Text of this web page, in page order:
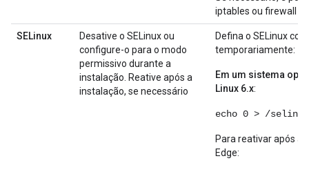
iptables ou firewall
SELinux
Desative o SELinux ou
configure-o para o modo
permissivo durante a
instalação. Reative após a
instalação, se necessário
Defina o SELinux
temporariamente:
Em um sistema
Linux 6.x:
echo 0 > /
Para reativar após a
Edge: